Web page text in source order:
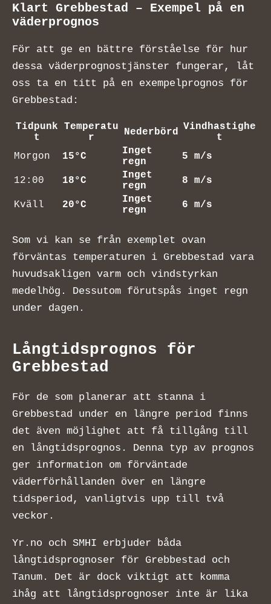
Klart Grebbestad – Exempel på en
väderprognos
För att ge en bättre förståelse för hur
dessa väderprognostjänster fungerar, låt
oss ta en titt på en exempelprognos för
Grebbestad:
Tidpunk
t
Temperatu
r
Nederbörd Vindhastighe
t
Morgon
15°C
Inget
regn
5 m/s
12:00 18°C
Inget
regn
8 m/s
Kväll 20°C
Inget
regn
6 m/s
Som vi kan se från exemplet ovan
förväntas temperaturen i Grebbestad vara
huvudsakligen varm och vindstyrkan
medelhög. Dessutom förutspås inget regn
under dagen.
Långtidsprognos för
Grebbestad
För de som planerar att stanna i
Grebbestad under en längre period finns
det även möjlighet att få tillgång till
en långtidsprognos. Denna typ av prognos
ger information om förväntade
väderförhållanden över en längre
tidsperiod, vanligtvis upp till två
veckor.
Yr.no och SMHI erbjuder båda
långtidsprognoser för Grebbestad och
Tanum. Det är dock viktigt att komma
ihåg att långtidsprognoser inte är lika